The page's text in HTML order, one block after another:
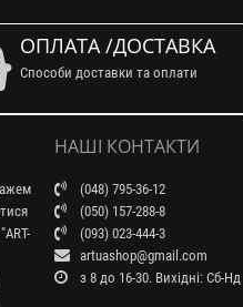
ОПЛАТА /ДОСТАВКА
Способи доставки та оплати
НАШІ КОНТАКТИ
(048) 795-36-12
(050) 157-288-8
(093) 023-444-3
artuashop@gmail.com
з 8 до 16-30. Вихідні: Сб-Нд